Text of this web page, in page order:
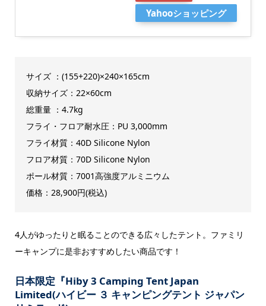
Yahooショッピング
サイズ ：(155+220)×240×165cm
収納サイズ：22×60cm
総重量 ：4.7kg
フライ・フロア耐水圧：PU 3,000mm
フライ材質：40D Silicone Nylon
フロア材質：70D Silicone Nylon
ポール材質：7001高強度アルミニウム
価格：28,900円(税込)
4人がゆったりと眠ることのできる広々したテント。ファミリ
ーキャンプに是非おすすめしたい商品です！
日本限定『Hiby 3 Camping Tent Japan
Limited(ハイビー ３ キャンピングテント ジャパン